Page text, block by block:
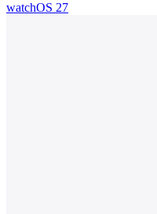
watchOS 27